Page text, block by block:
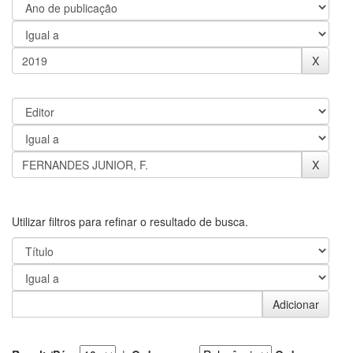
Utilizar filtros para refinar o resultado de busca.